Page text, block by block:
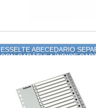
ESSELTE ABECEDARIO
CON CARÁTULA ÍNDICE